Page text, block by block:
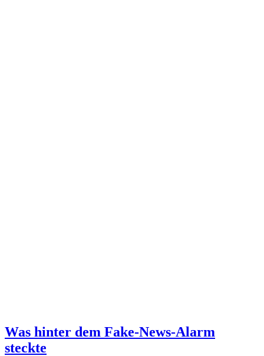
Was hinter dem Fake-News-Alarm
steckte